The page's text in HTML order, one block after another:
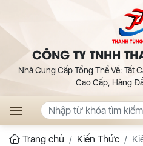
CÔNG TY TNHH
Nhà Cung Cấp Tổng Thể Về: Tất
Cao Cấp, Hàng
Trang chủ Kiến Thức